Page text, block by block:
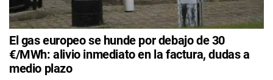
El gas europeo se hunde por debajo de 30
€/MWh: alivio inmediato en la factura, dudas a
medio plazo